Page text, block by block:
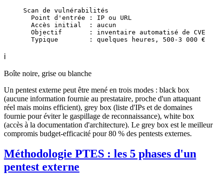
Scan de vulnérabilités
  Point d'entrée : IP ou URL
  Accès initial  : aucun
  Objectif       : inventaire automatisé de CVE
  Typique        : quelques heures, 500-3 000 €
ℹ️
Boîte noire, grise ou blanche
Un pentest externe peut être mené en trois modes : black box
(aucune information fournie au prestataire, proche d'un attaquant
réel mais moins efficient), grey box (liste d'IPs et de domaines
fournie pour éviter le gaspillage de reconnaissance), white box
(accès à la documentation d'architecture). Le grey box est le meilleur
compromis budget-efficacité pour 80 % des pentests externes.
Méthodologie PTES : les 5 phases d'un
pentest externe